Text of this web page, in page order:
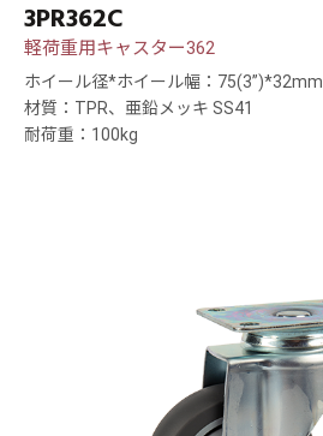
3PR362C
軽荷重用キャスター362
ホイール径*ホイール幅：75(3”)*32mm
材質：TPR、亜鉛メッキ SS41
耐荷重：100kg